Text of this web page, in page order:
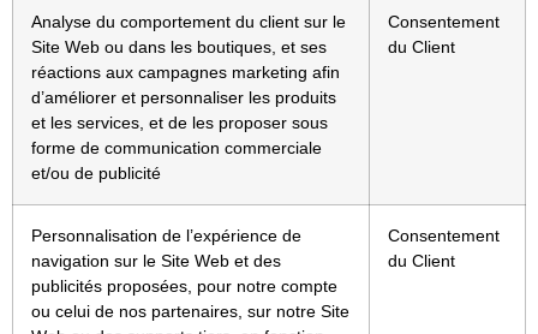
Analyse du comportement du client sur le
Site Web ou dans les boutiques, et ses
réactions aux campagnes marketing afin
d’améliorer et personnaliser les produits
et les services, et de les proposer sous
forme de communication commerciale
et/ou de publicité
Consentement
du Client
Personnalisation de l’expérience de
navigation sur le Site Web et des
publicités proposées, pour notre compte
ou celui de nos partenaires, sur notre Site
Consentement
du Client